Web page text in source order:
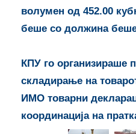
волумен од 452.00
беше со должина
КПУ го организираше
складирање на
ИМО товарни
координација на